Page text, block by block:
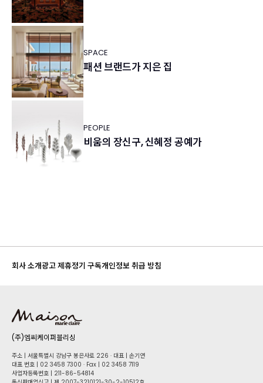
SPACE
패션 브랜드가 지은 집
PEOPLE
비움의 장신구, 신혜정 공예가
회사 소개광고 제휴정기 구독개인정보 취급 방침
(주)엠씨케이퍼블리싱
주소 | 서울특별시 강남구 봉은사로 226 · 대표 | 손기연
대표 번호 | 02 34​58 7300 · Fax | 02 34​58 7119
사업자등록번호 | 211-86-5​4814